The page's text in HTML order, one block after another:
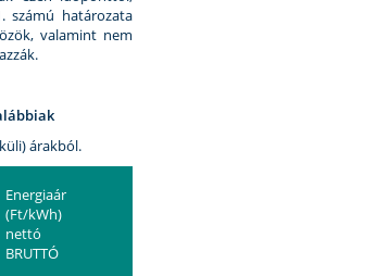
számú határozata
valamint nem
árakból.
Energiaár
(Ft/kWh)
nettó
BRUTTÓ